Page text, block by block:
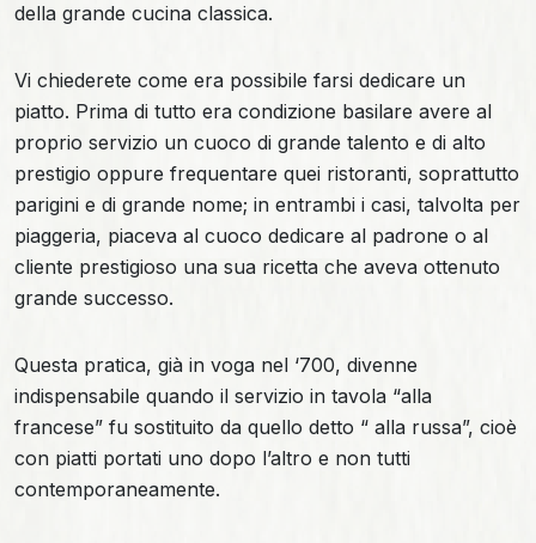
della grande cucina classica.
Vi chiederete come era possibile farsi dedicare un
piatto. Prima di tutto era condizione basilare avere al
proprio servizio un cuoco di grande talento e di alto
prestigio oppure frequentare quei ristoranti, soprattutto
parigini e di grande nome; in entrambi i casi, talvolta per
piaggeria, piaceva al cuoco dedicare al padrone o al
cliente prestigioso una sua ricetta che aveva ottenuto
grande successo.
Questa pratica, già in voga nel ‘700, divenne
indispensabile quando il servizio in tavola “alla
francese” fu sostituito da quello detto “ alla russa”, cioè
con piatti portati uno dopo l’altro e non tutti
contemporaneamente.